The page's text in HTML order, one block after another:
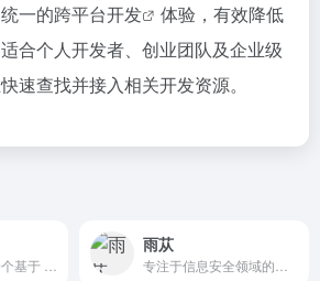
一的跨平台开发
体验，有效降低
合个人开发者、创业团队及企业级
速查找并接入相关开发资源。
雨苁